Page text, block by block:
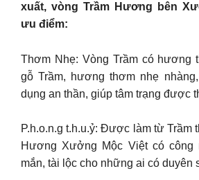
xuất, vòng Trầm Hương bên
ưu điểm:
Thơm Nhẹ: Vòng Trầm có hương
gỗ Trầm, hương thơm nhẹ
dụng an thần, giúp tâm trạng được
P.h.o.n.g t.h.u.ỷ: Được làm từ Trầm
Hương Xưởng Mộc Việt có công
mắn, tài lộc cho những ai có duyên